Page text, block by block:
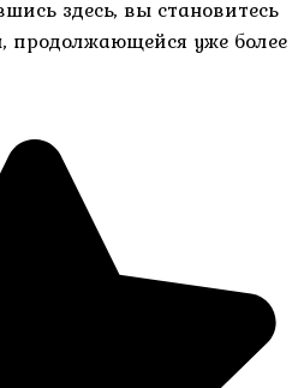
здесь, вы становитесь
продолжающейся уже более